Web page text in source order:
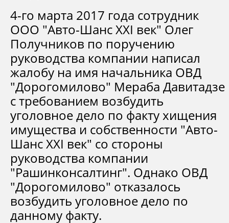
4-го марта 2017 года сотрудник
ООО "Авто-Шанс XXI век" Олег
Получников по поручению
руководства компании написал
жалобу на имя начальника ОВД
"Дорогомилово" Мераба Давитадзе
с требованием возбудить
уголовное дело по факту хищения
имущества и собственности "Авто-
Шанс XXI век" со стороны
руководства компании
"Рашинконсалтинг". Однако ОВД
"Дорогомилово" отказалось
возбудить уголовное дело по
данному факту.